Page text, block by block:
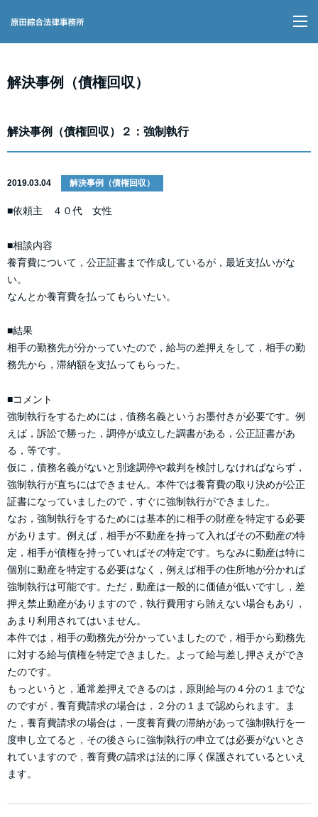
解決事例（債権回収）
解決事例（債権回収）２：強制執行
2019.03.04 解決事例（債権回収）
■依頼主 ４０代 女性
■相談内容
養育費について，公正証書まで作成しているが，最近支払いがな
い。
なんとか養育費を払ってもらいたい。
■結果
相手の勤務先が分かっていたので，給与の差押えをして，相手の勤
務先から，滞納額を支払ってもらった。
■コメント
強制執行をするためには，債務名義というお墨付きが必要です。例
えば，訴訟で勝った，調停が成立した調書がある，公正証書があ
る，等です。
仮に，債務名義がないと別途調停や裁判を検討しなければならず，
強制執行が直ちにはできません。本件では養育費の取り決めが公正
証書になっていましたので，すぐに強制執行ができました。
なお，強制執行をするためには基本的に相手の財産を特定する必要
があります。例えば，相手が不動産を持って入ればその不動産の特
定，相手が債権を持っていればその特定です。ちなみに動産は特に
個別に動産を特定する必要はなく，例えば相手の住所地が分かれば
強制執行は可能です。ただ，動産は一般的に価値が低いですし，差
押え禁止動産がありますので，執行費用すら賄えない場合もあり，
あまり利用されてはいません。
本件では，相手の勤務先が分かっていましたので，相手から勤務先
に対する給与債権を特定できました。よって給与差し押さえができ
たのです。
もっというと，通常差押えできるのは，原則給与の４分の１までな
のですが，養育費請求の場合は，２分の１まで認められます。ま
た，養育費請求の場合は，一度養育費の滞納があって強制執行を一
度申し立てると，その後さらに強制執行の申立ては必要がないとさ
れていますので，養育費の請求は法的に厚く保護されているといえ
ます。